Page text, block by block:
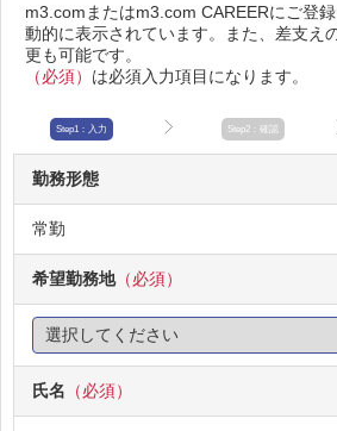
m3.comまたはm3.com CAREERにご登
動的に表示されています。また、差支え
更も可能です。
（必須） は必須入力項目になります。
Step1：入力 Step2：確認
勤務形態
常勤
希望勤務地（必須）
氏名 （必須）